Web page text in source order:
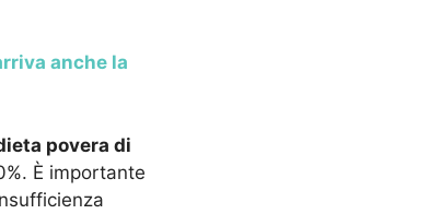
anche la
povera di
È importante